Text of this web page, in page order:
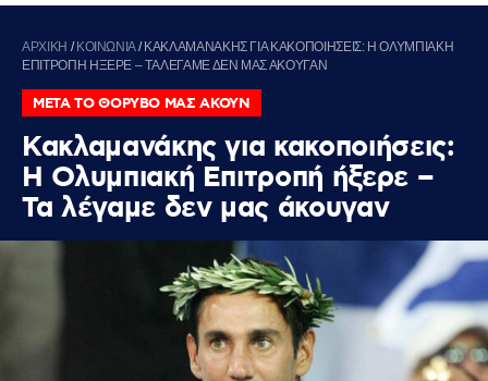
ΑΡΧΙΚΗ / ΚΟΙΝΩΝΙΑ/ ΚΑΚΛΑΜΑΝΑΚΗΣ ΓΙΑ ΚΑΚΟΠΟΙΗΣΕΙΣ: Η ΟΛΥΜΠΙΑΚΗ
ΕΠΙΤΡΟΠΗ ΗΞΕΡΕ – ΤΑ ΛΕΓΑΜΕ ΔΕΝ ΜΑΣ ΑΚΟΥΓΑΝ
ΜΕΤΑ ΤΟ ΘΟΡΥΒΟ ΜΑΣ ΑΚΟΥΝ
Κακλαμανάκης για κακοποιήσεις:
Η Ολυμπιακή Επιτροπή ήξερε –
Τα λέγαμε δεν μας άκουγαν